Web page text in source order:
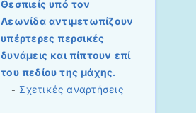
Θεσπιείς υπό τον
Λεωνίδα αντιμετωπίζουν
υπέρτερες περσικές
δυνάμεις και πίπτουν επί
του πεδίου της μάχης.
- Σχετικές αναρτήσεις